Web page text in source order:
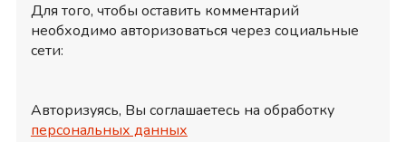
Для того, чтобы оставить комментарий
необходимо авторизоваться через социальные
сети:
Авторизуясь, Вы соглашаетесь на обработку
персональных данных